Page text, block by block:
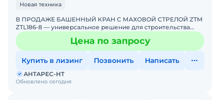
строительства, уточняйте стоимость у нашего
менеджера. В наличии. Доставка по РФ. Полная
документация. Доставка по РФ. Возможна
продажа в лизинг. Склад запасных частей.
Заводская гарантия.
Новая техника
В ПРОДАЖЕ БАШЕННЫЙ КРАН С МАХОВОЙ СТРЕЛОЙ ZTM
ZTL186-8 — универсальное решение для строительства
объектов, требующих работы в стесненных условиях или
возможност
Цена по запросу
Купить в лизинг Позвонить Написать
Обновлено сегодня
АНТАРЕС-НТ